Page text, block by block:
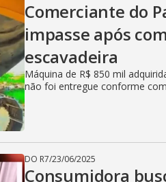
e
o
Comerciante do
impasse após
escavadeira
Máquina de R$ 850 mil
não foi entregue conforme
DO R7/23/06/2025
Consumidora